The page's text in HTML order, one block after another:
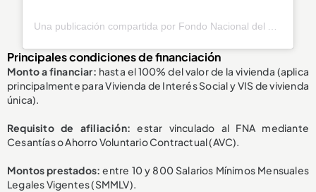
Una publicación compartida por Fondo Nacional del Ahorro (@fnaahorro)
Principales condiciones de financiación
Monto a financiar: hasta el 100% del valor de la vivienda (aplica
principalmente para Vivienda de Interés Social y VIS de vivienda
única).
Requisito de afiliación:estar vinculado al FNA mediante
Cesantías o Ahorro Voluntario Contractual (AVC).
Montos prestados:entre 10 y 800 Salarios Mínimos Mensuales
Legales Vigentes (SMMLV).